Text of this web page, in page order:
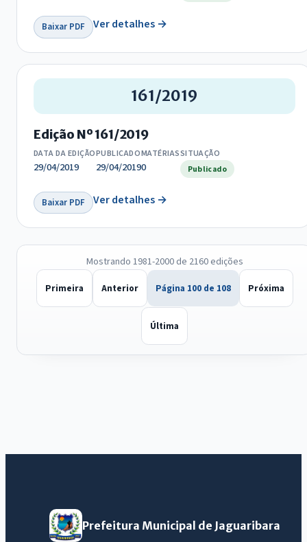
Baixar PDF Ver detalhes →
161/2019
Edição Nº 161/2019
DATA DA EDIÇÃO
29/04/2019
PUBLICADO
29/04/2019
MATÉRIAS
0
SITUAÇÃO
Publicado
Baixar PDF Ver detalhes →
Mostrando 1981-2000 de 2160 edições
Primeira Anterior Página 100 de 108 Próxima
Última
Prefeitura Municipal de Jaguaribara